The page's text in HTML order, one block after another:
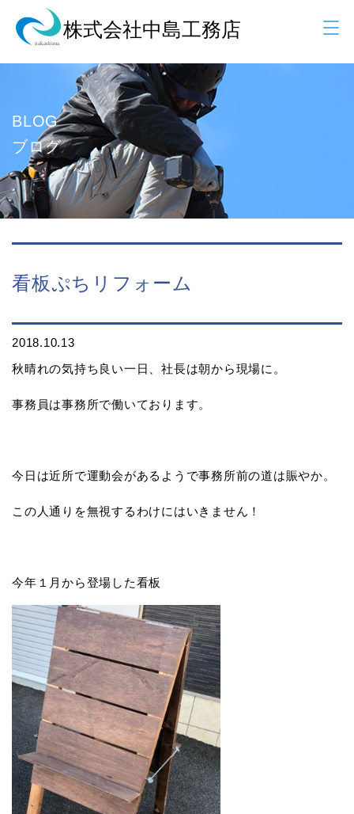
BLOG
ブログ
看板ぷちリフォーム
2018.10.13
秋晴れの気持ち良い一日、社長は朝から現場に。
事務員は事務所で働いております。
今日は近所で運動会があるようで事務所前の道は賑やか。
この人通りを無視するわけにはいきません！
今年１月から登場した看板